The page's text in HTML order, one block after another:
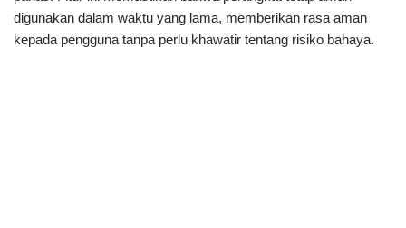
digunakan dalam waktu yang lama, memberikan rasa aman
kepada pengguna tanpa perlu khawatir tentang risiko bahaya.